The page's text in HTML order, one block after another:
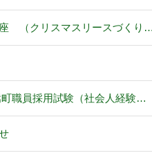
座 （クリスマスリースづくり…
町職員採用試験（社会人経験…